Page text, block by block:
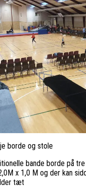
borde og stole
bande borde på tre
x 1,0 M og der kan
tæt